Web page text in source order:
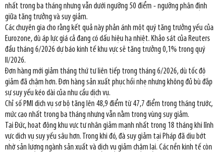
nhất trong ba tháng nhưng vẫn dưới ngưỡng 50 điểm - ngưỡng phân định
giữa tăng trưởng và suy giảm.
Các chuyên gia cho rằng kết quả này phản ánh một quý tăng trưởng yếu của
Eurozone, dù áp lực giá cả đang có dấu hiệu hạ nhiệt. Khảo sát của Reuters
đầu tháng 6/2026 dự báo kinh tế khu vực sẽ tăng trưởng 0,1% trong quý
II/2026.
Đơn hàng mới giảm tháng thứ tư liên tiếp trong tháng 6/2026, dù tốc độ
giảm đã chậm hơn. Đơn hàng sản xuất phục hồi nhẹ nhưng không đủ bù đắp
sự suy yếu kéo dài của nhu cầu dịch vụ.
Chỉ số PMI dịch vụ sơ bộ tăng lên 48,9 điểm từ 47,7 điểm trong tháng trước,
mức cao nhất trong ba tháng nhưng vẫn nằm trong vùng suy giảm.
Tại Đức, hoạt động khu vực tư nhân giảm mạnh nhất trong 18 tháng khi lĩnh
vực dịch vụ suy yếu sâu hơn. Trong khi đó, đà suy giảm tại Pháp đã dịu bớt
nhờ sản lượng ngành sản xuất và dịch vụ giảm chậm lại. Các nền kinh tế còn